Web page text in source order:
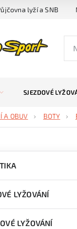
lyží a SNB
SJEZDOVÉ
A OBUV BOTY
LYŽOVÁNÍ
LYŽOVÁNÍ